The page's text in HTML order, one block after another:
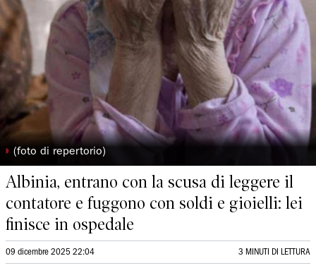
◗ (foto di repertorio)
Albinia, entrano con la scusa di leggere il
contatore e fuggono con soldi e gioielli: lei
finisce in ospedale
09 dicembre 2025 22:04 3 MINUTI DI LETTURA